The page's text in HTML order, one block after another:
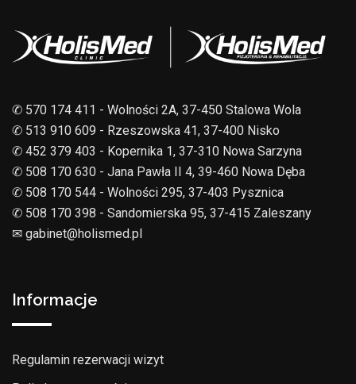
✆ 570 174 411 - Wolności 2A, 37-450 Stalowa Wola
✆ 513 910 609 - Rzeszowska 41, 37-400 Nisko
✆ 452 379 403 - Kopernika 1, 37-310 Nowa Sarzyna
✆ 508 170 630 - Jana Pawła II 4, 39-460 Nowa Dęba
✆ 508 170 544 - Wolności 295, 37-403 Pysznica
✆ 508 170 398 - Sandomierska 95, 37-415 Zaleszany
✉︎ gabinet@holismed.pl
Informacje
Regulamin rezerwacji wizyt